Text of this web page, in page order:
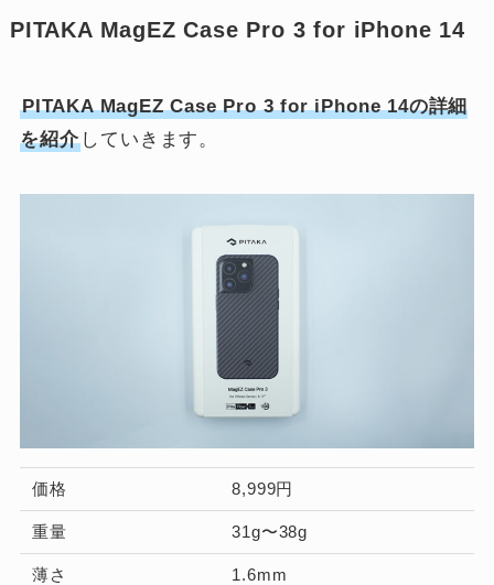
PITAKA MagEZ Case Pro 3 for iPhone 14
PITAKA MagEZ Case Pro 3 for iPhone 14の詳細
を紹介 していきます。
価格 8,999円
重量 31g〜38g
薄さ 1.6mm